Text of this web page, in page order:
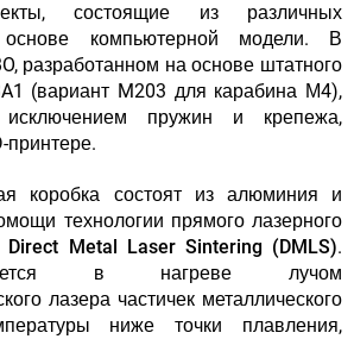
состоящие из различных
компьютерной модели. В
разработанном на основе штатного
(вариант M203 для карабина М4),
пружин и крепежа,
принтере.
коробка состоят из алюминия и
технологии прямого лазерного
Direct Metal Laser Sintering (DMLS).
в нагреве лучом
лазера частичек металлического
ниже точки плавления,